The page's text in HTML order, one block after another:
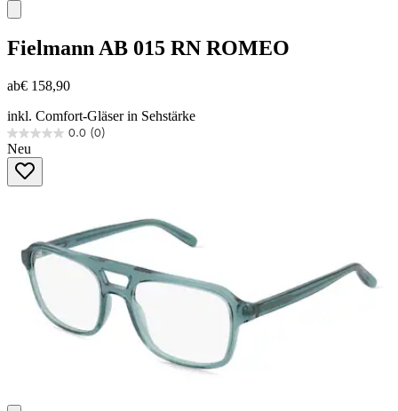
FielmannAB 015 RN ROMEO
ab€ 158,90
inkl. Comfort-Gläser in Sehstärke
0.0 (0)
0.0
von
Sternen.
Neu